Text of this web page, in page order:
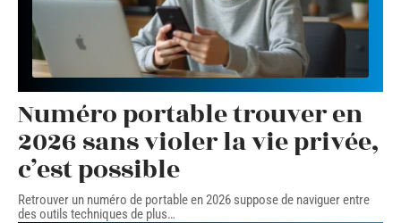
Numéro portable trouver en
2026 sans violer la vie privée,
c’est possible
Retrouver un numéro de portable en 2026 suppose de naviguer entre
des outils techniques de plus…